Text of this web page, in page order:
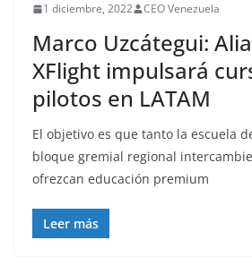
1 diciembre, 2022 CEO Venezuela
Marco Uzcátegui:
XFlight impulsará
pilotos en LATAM
El objetivo es que tanto la escuela
bloque gremial regional
ofrezcan educación premium
Leer más